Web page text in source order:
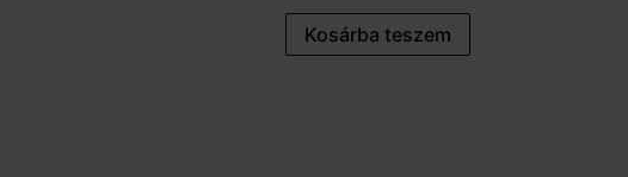
Kosárba teszem